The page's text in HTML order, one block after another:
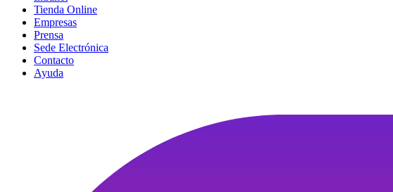
Tienda Online
Empresas
Prensa
Sede Electrónica
Contacto
Ayuda